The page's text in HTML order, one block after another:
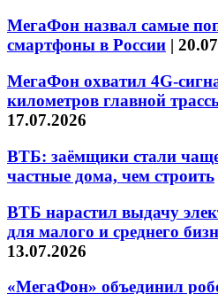
МегаФон назвал самые
смартфоны в России |
МегаФон охватил 4G-
километров главной
17.07.2026
ВТБ: заёмщики стали
частные дома, чем строить
ВТБ нарастил выдачу
для малого и среднего
13.07.2026
«МегаФон» объединил